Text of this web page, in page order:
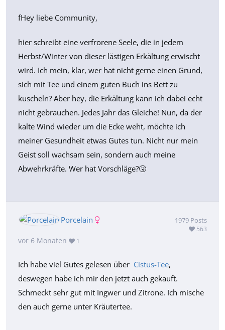
fHey liebe Community,
hier schreibt eine verfrorene Seele, die in jedem
Herbst/Winter von dieser lästigen Erkältung erwischt
wird. Ich mein, klar, wer hat nicht gerne einen Grund,
sich mit Tee und einem guten Buch ins Bett zu
kuscheln? Aber hey, die Erkältung kann ich dabei echt
nicht gebrauchen. Jedes Jahr das Gleiche! Nun, da der
kalte Wind wieder um die Ecke weht, möchte ich
meiner Gesundheit etwas Gutes tun. Nicht nur mein
Geist soll wachsam sein, sondern auch meine
Abwehrkräfte. Wer hat Vorschläge?🤧
Porcelain 1979 Posts
563
vor 6 Monaten 1
Ich habe viel Gutes gelesen über Cistus-Tee,
deswegen habe ich mir den jetzt auch gekauft.
Schmeckt sehr gut mit Ingwer und Zitrone. Ich mische
den auch gerne unter Kräutertee.